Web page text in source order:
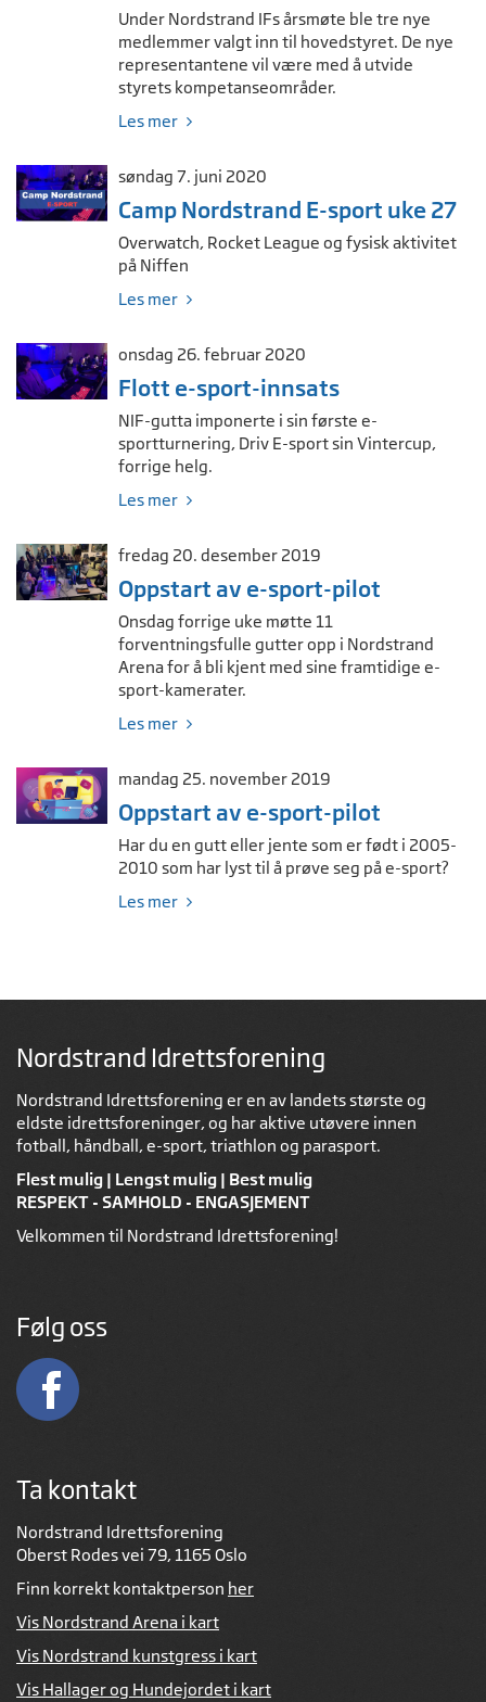
Under Nordstrand IFs årsmøte ble tre nye
medlemmer valgt inn til hovedstyret. De nye
representantene vil være med å utvide
styrets kompetanseområder.
Les mer
søndag 7. juni 2020
Camp Nordstrand E-sport uke 27
Overwatch, Rocket League og fysisk aktivitet
på Niffen
Les mer
onsdag 26. februar 2020
Flott e-sport-innsats
NIF-gutta imponerte i sin første e-
sportturnering, Driv E-sport sin Vintercup,
forrige helg.
Les mer
fredag 20. desember 2019
Oppstart av e-sport-pilot
Onsdag forrige uke møtte 11
forventningsfulle gutter opp i Nordstrand
Arena for å bli kjent med sine framtidige e-
sport-kamerater.
Les mer
mandag 25. november 2019
Oppstart av e-sport-pilot
Har du en gutt eller jente som er født i 2005-
2010 som har lyst til å prøve seg på e-sport?
Les mer
Nordstrand Idrettsforening
Nordstrand Idrettsforening er en av landets største og
eldste idrettsforeninger, og har aktive utøvere innen
fotball, håndball, e-sport, triathlon og parasport.
Flest mulig | Lengst mulig | Best mulig
RESPEKT - SAMHOLD - ENGASJEMENT
Velkommen til Nordstrand Idrettsforening!
Følg oss
Ta kontakt
Nordstrand Idrettsforening
Oberst Rodes vei 79, 1165 Oslo
Finn korrekt kontaktperson her
Vis Nordstrand Arena i kart
Vis Nordstrand kunstgress i kart
Vis Hallager og Hundejordet i kart